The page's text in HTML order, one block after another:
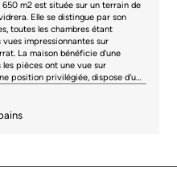
m2 est située sur un terrain de
Elle se distingue par son
toutes les chambres étant
impressionnantes sur
d'une
pièces ont une vue sur
position privilégiée, dispose d'une
de 3 véhicules et de 3 espaces